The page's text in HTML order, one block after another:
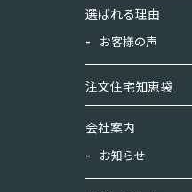
選ばれる理由
お客様の声
注文住宅知恵袋
会社案内
お知らせ